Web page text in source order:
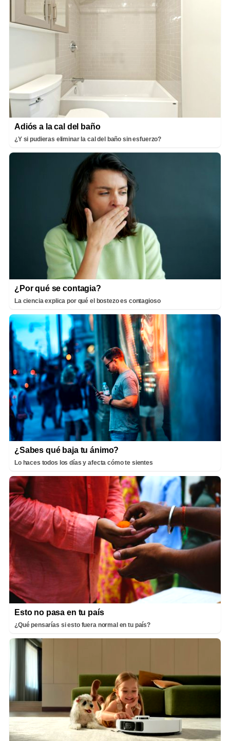
Adiós a la cal del baño
¿Y si pudieras eliminar la cal del baño sin esfuerzo?
¿Por qué se contagia?
La ciencia explica por qué el bostezo es contagioso
¿Sabes qué baja tu ánimo?
Lo haces todos los días y afecta cómo te sientes
Esto no pasa en tu país
¿Qué pensarías si esto fuera normal en tu país?